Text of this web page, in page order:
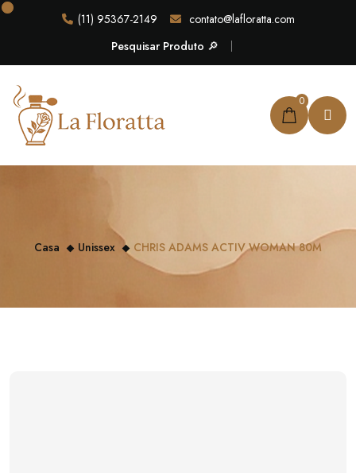
(11) 95367-2149
contato@lafloratta.com
Pesquisar Produto 🔎
0
Casa Unissex CHRIS ADAMS ACTIV WOMAN 80M